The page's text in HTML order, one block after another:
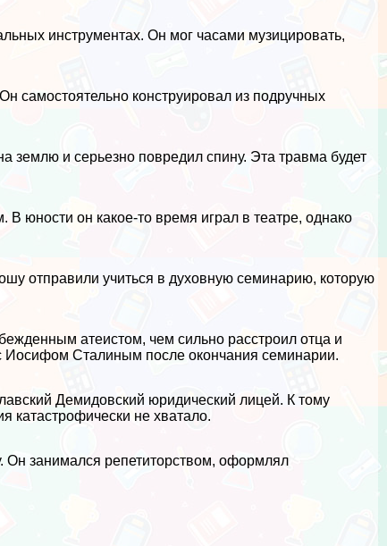
инструментах. Он мог часами музицировать,
самостоятельно конструировал из подручных
землю и серьезно повредил спину. Эта травма будет
В юности он какое-то время играл в театре, однако
отправили учиться в духовную семинарию, которую
атеистом, чем сильно расстроил отца и
Иосифом Сталиным после окончания семинарии.
Демидовский юридический лицей. К тому
катастрофически не хватало.
Он занимался репетиторством, оформлял